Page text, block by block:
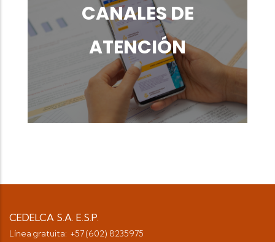
CANALES DE
ATENCIÓN
CEDELCA S.A. E.S.P.
Línea gratuita: +57 (602) 8235975